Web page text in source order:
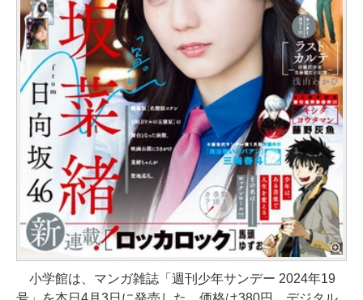
小学館は、マンガ雑誌「週刊少年サンデー 2024年19